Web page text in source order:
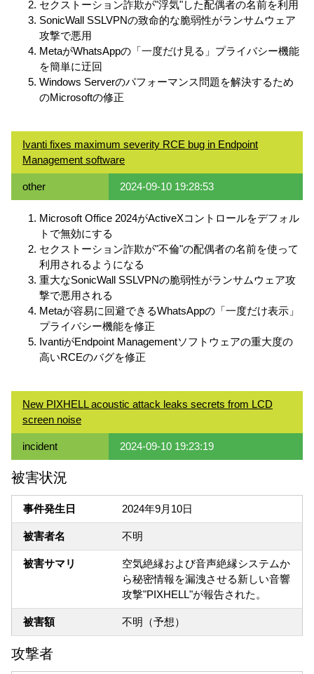
セクストーション詐欺が"浮気"した配偶者の名前を利用
SonicWall SSLVPNの致命的な脆弱性がランサムウェア
攻撃で悪用
MetaがWhatsAppの「一度だけ見る」プライバシー機能
を簡単に迂回
Windows Serverのパフォーマンス問題を解決するため
のMicrosoftの修正
Ivanti fixes maximum severity RCE bug in Endpoint
Management software
other 2024-09-10 19:28:53
Microsoft Office 2024がActiveXコントロールをデフォル
トで無効にする
セクストーション詐欺が"不倫"の配偶者の名前を使って
利用されるようになる
重大なSonicWall SSLVPNの脆弱性がランサムウェア攻
撃で悪用される
Metaが容易に回避できるWhatsAppの「一度だけ表示」
プライバシー機能を修正
IvantiがEndpoint Managementソフトウェアの重大度の
高いRCEのバグを修正
New PIXHELL acoustic attack leaks secrets from LCD
screen noise
incident 2024-09-10 19:23:19
被害状況
事件発生日 2024年9月10日
被害者名 不明
被害サマリ
空気絶縁および音声絶縁システムか
ら秘密情報を漏洩させる新しい音響
攻撃"PIXHELL"が報告された。
被害額 不明（予想）
攻撃者